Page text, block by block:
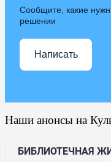
Сообщите, какие
решении
Написать
Наши анонсы на